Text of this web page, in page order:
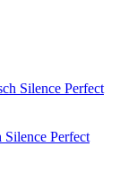
Perfect